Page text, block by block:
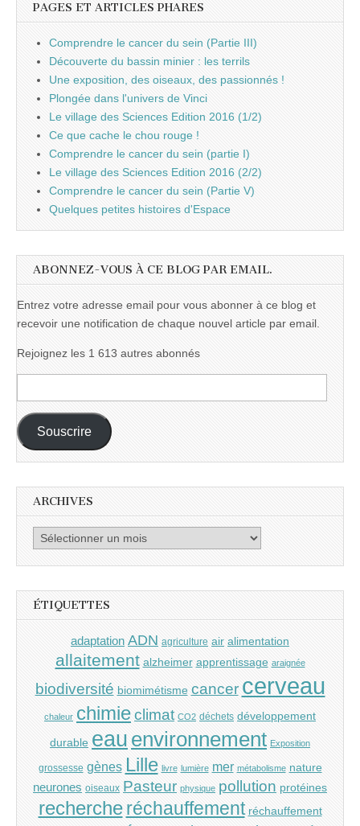
PAGES ET ARTICLES PHARES
Comprendre le cancer du sein (Partie III)
Découverte du bassin minier : les terrils
Une exposition, des oiseaux, des passionnés !
Plongée dans l'univers de Vinci
Le village des Sciences Edition 2016 (1/2)
Ce que cache le chou rouge !
Comprendre le cancer du sein (partie I)
Le village des Sciences Edition 2016 (2/2)
Comprendre le cancer du sein (Partie V)
Quelques petites histoires d'Espace
ABONNEZ-VOUS À CE BLOG PAR EMAIL.
Entrez votre adresse email pour vous abonner à ce blog et
recevoir une notification de chaque nouvel article par email.
Rejoignez les 1 613 autres abonnés
e-
mail :
Souscrire
ARCHIVES
Archives
ÉTIQUETTES
adaptation ADN agriculture air alimentation
allaitement alzheimer apprentissage araignée
biodiversité biomimétisme cancer cerveau
chaleur chimieclimat CO2 déchets développement
durable eau environnement Exposition
grossesse gènes Lille livre lumière mer métabolisme nature
neurones oiseaux Pasteur physique pollution protéines
recherche réchauffement réchauffement